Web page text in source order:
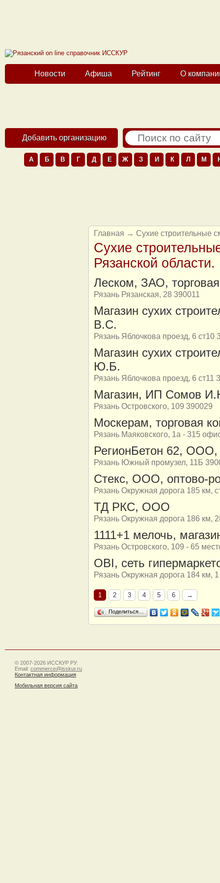
Новости Афиша Рейтинг О
Добавить организацию
А Б В Г Д Е Ж З И К Л М
Главная → Сухие строительные
Сухие
Рязанской области.
Леском, ЗАО,
Рязань Рязанская, 28 390011
Магазин сухих
В.С.
Рязань Яблочкова проезд, 6 ст10
Магазин сухих
Ю.Б.
Рязань Яблочкова проезд, 6 ст11
Магазин, ИП Сомов
Рязань Островского, 109 390029
Москерам, торговая
Рязань Маяковского, 1а - 315
РегионБетон 62, ООО,
Рязань Южный промузел, 11Б
Стекс, ООО, оптово-
Рязань Окружная дорога 185 км,
ТД РКС, ООО
Рязань Окружная дорога 186 км,
1111+1 мелочь,
Рязань Островского, 109 - 65
OBI, сеть
Рязань Окружная дорога 184 км,
1 2 3 4 5 6 →
Поделиться…
© 2007-2026 ИССКУР РУ.
Email: commerce@isskur.ru
Контактная информация
Мобильная версия сайта